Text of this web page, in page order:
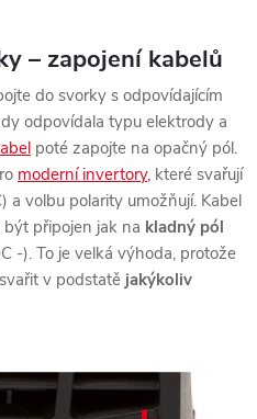
– zapojení kabelů
do svorky s odpovídajícím
odpovídala typu elektrody a
poté zapojte na opačný pól.
moderní invertory, které svařují
a volbu polarity umožňují. Kabel
připojen jak na kladný pól
-). To je velká výhoda, protože
v podstatě jakýkoliv